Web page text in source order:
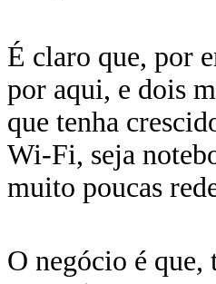
É claro que, por
por aqui, e dois
que tenha
Wi-Fi, seja
muito poucas
O negócio é que,